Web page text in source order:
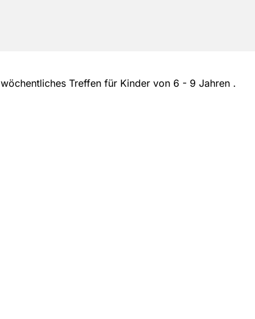
wöchentliches Treffen für Kinder von 6 - 9 Jahren .